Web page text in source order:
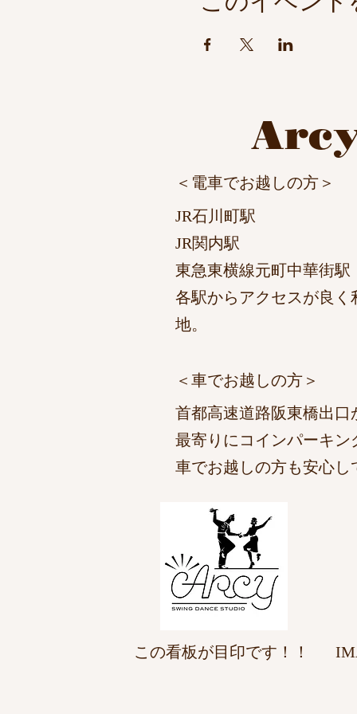
​＜電車でお越しの方＞
JR石川町駅 徒
JR関内駅 徒
東急東横線元町中華街
各駅からアクセスが良く
地。
​＜車でお越しの方＞
首都高速道路阪東橋出口
最寄りにコインパーキン
車でお越しの方も安心し
この看板が目印です！！